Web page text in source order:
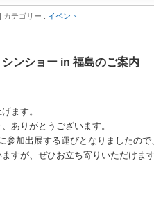
カテゴリー : イベント
ンショー in 福島のご案内
ます。
ありがとうございます。
加出展する運びとなりましたので
すが、ぜひお立ち寄りいただけま